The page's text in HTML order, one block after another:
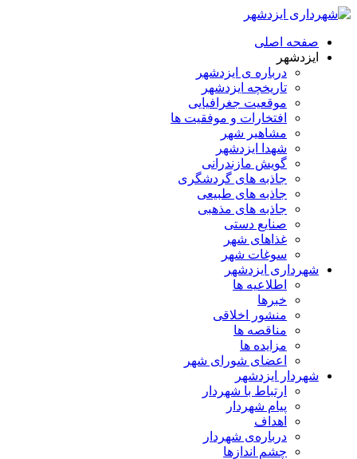
صفحه اصلی
ایزدشهر
درباره ی ایزدشهر
تاریخچه ایزدشهر
موقعیت جغرافیایی
افتخارات و موفقیت ها
مشاهیر شهر
شهدا ایزدشهر
گویش مازندرانی
جاذبه های گردشگری
جاذبه های طبیعی
جاذبه های مذهبی
صنایع دستی
غذاهای شهر
سوغات شهر
شهرداری ایزدشهر
اطلاعیه ها
خبرها
منشور اخلاقی
مناقصه ها
مزایده ها
اعضای شورای شهر
شهردار ایزدشهر
ارتباط با شهردار
پیام شهردار
اهداف
درباره‌ی شهردار
چشم اندازها